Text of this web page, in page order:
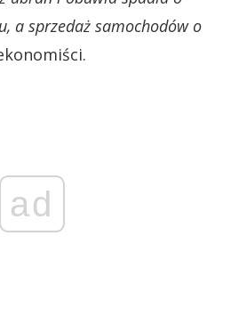
a sprzedaż samochodów o
ad